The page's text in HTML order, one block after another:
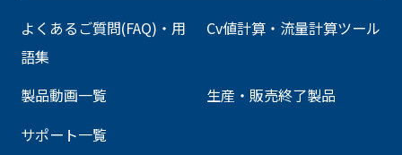
よくあるご質問(FAQ)・用
語集
Cv値計算・流量計算ツール
製品動画一覧
生産・販売終了製品
サポート一覧